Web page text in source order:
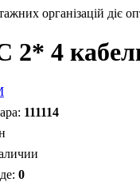
організацій діє
2* 4
111114
0